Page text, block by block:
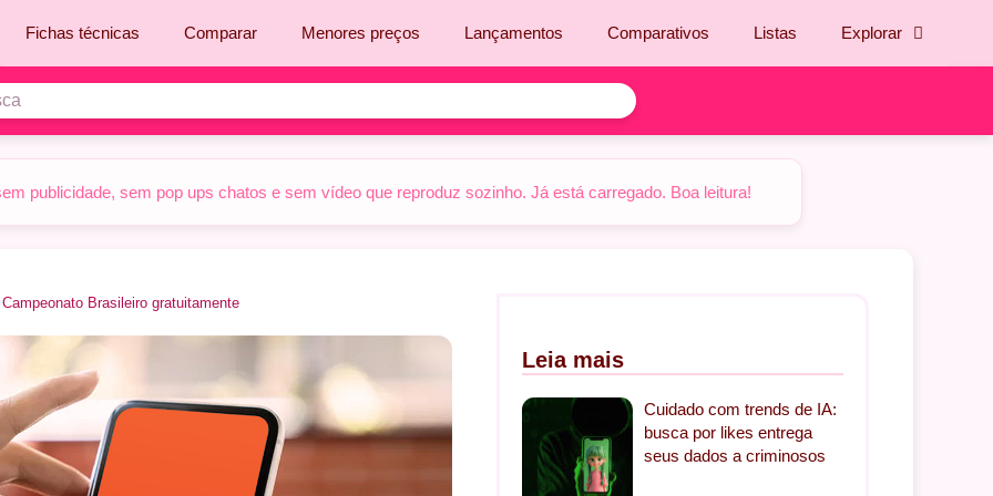
Fichas técnicas Comparar Menores preços Lançamentos Comparativos Listas Explorar
publicidade, sem pop ups chatos e sem vídeo que reproduz sozinho. Já está carregado. Boa leitura!
Brasileiro gratuitamente
Leia mais
Cuidado com trends de IA:
busca por likes entrega
seus dados a criminosos